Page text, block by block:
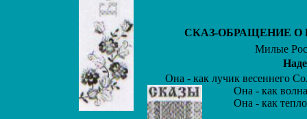
СКАЗ-ОБРАЩЕНИЕ
Милые
Она - как лучик весеннего
Она - как
Она - как